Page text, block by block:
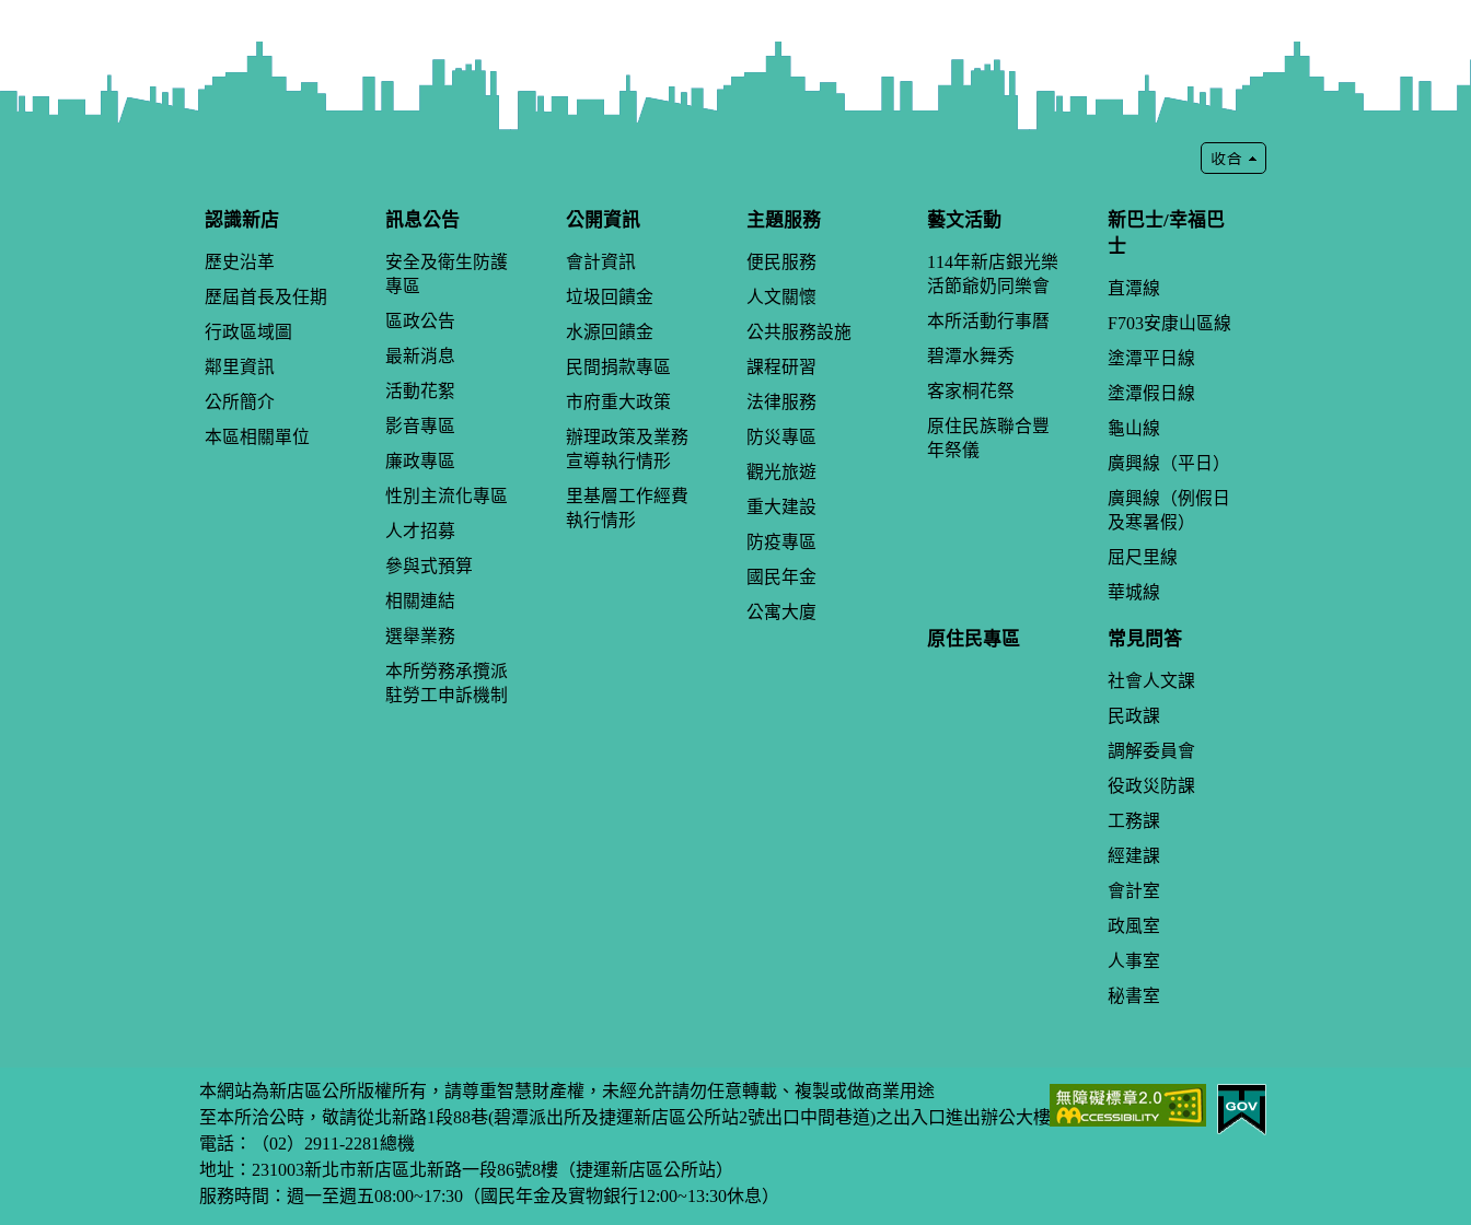
認識新店
歷史沿革
歷屆首長及任期
行政區域圖
鄰里資訊
公所簡介
本區相關單位
訊息公告
安全及衛生防護
專區
區政公告
最新消息
活動花絮
影音專區
廉政專區
性別主流化專區
人才招募
參與式預算
相關連結
選舉業務
本所勞務承攬派
駐勞工申訴機制
公開資訊
會計資訊
垃圾回饋金
水源回饋金
民間捐款專區
市府重大政策
辦理政策及業務
宣導執行情形
里基層工作經費
執行情形
主題服務
便民服務
人文關懷
公共服務設施
課程研習
法律服務
防災專區
觀光旅遊
重大建設
防疫專區
國民年金
公寓大廈
藝文活動
114年新店銀光樂
活節爺奶同樂會
本所活動行事曆
碧潭水舞秀
客家桐花祭
原住民族聯合豐
年祭儀
新巴士/幸福巴
士
直潭線
F703安康山區線
塗潭平日線
塗潭假日線
龜山線
廣興線（平日）
廣興線（例假日
及寒暑假）
屈尺里線
華城線
原住民專區 常見問答
社會人文課
民政課
調解委員會
役政災防課
工務課
經建課
會計室
政風室
人事室
秘書室
本網站為新店區公所版權所有，請尊重智慧財產權，未經允許請勿任意轉載、複製或做商業用途
至本所洽公時，敬請從北新路1段88巷(碧潭派出所及捷運新店區公所站2號出口中間巷道)之出入口進出辦公大樓。
電話：
（02）2911-2281總機
地址：231003新北市新店區北新路一段86號8樓（捷運新店區公所站）
服務時間：週一至週五08:00~17:30（國民年金及實物銀行12:00~13:30休息）